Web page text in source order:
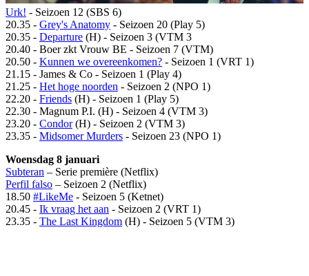
Urk! - Seizoen 12 (SBS 6)
20.35 - Grey's Anatomy - Seizoen 20 (Play 5)
20.35 - Departure (H) - Seizoen 3 (VTM 3
20.40 - Boer zkt Vrouw BE - Seizoen 7 (VTM)
20.50 - Kunnen we overeenkomen? - Seizoen 1 (VRT 1)
21.15 - James & Co - Seizoen 1 (Play 4)
21.25 - Het hoge noorden - Seizoen 2 (NPO 1)
22.20 - Friends (H) - Seizoen 1 (Play 5)
22.30 - Magnum P.I. (H) - Seizoen 4 (VTM 3)
23.20 - Condor(H) - Seizoen 2 (VTM 3)
23.35 - Midsomer Murders - Seizoen 23 (NPO 1)
Woensdag 8 januari
Subteran – Serie première (Netflix)
Perfil falso – Seizoen 2 (Netflix)
18.50 #LikeMe - Seizoen 5 (Ketnet)
20.45 - Ik vraag het aan - Seizoen 2 (VRT 1)
23.35 - The Last Kingdom (H) - Seizoen 5 (VTM 3)